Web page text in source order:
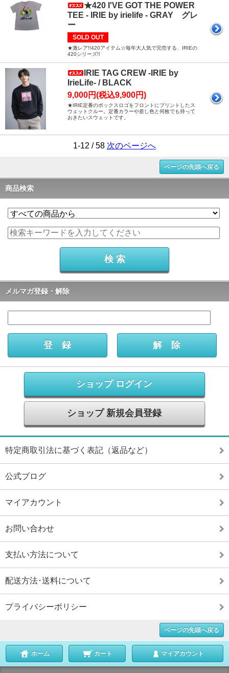
★420 I'VE GOT THE POWER
TEE - IRIE by irielife - GRAY グレ
ー
SOLD OUT
★激レア!!420アイテム☆毎年大人気で完売する、IRIEの
420シリーズ!!
IRIE TAG CREW -IRIE by
IrieLife- / BLACK
9,000円(税込9,900円)
★IRIE定番のボックスロゴをフロントにプリントしたス
ウェットクルー。定番カラーや差し色と何枚でも持って
おきたいスウェットです。
1-12 / 58 次のページへ
ページの先頭へ戻る
商品検索
メルマガ登録・解除
ショップ ログイン
ショップ 新規会員登録
特定商取引法に基づく表記（返品など）
公式ブログ
マイアカウント
お問い合わせ
支払い方法について
配送方法･送料について
プライバシーポリシー
ページの先頭へ戻る
ホーム カート マイアカウント